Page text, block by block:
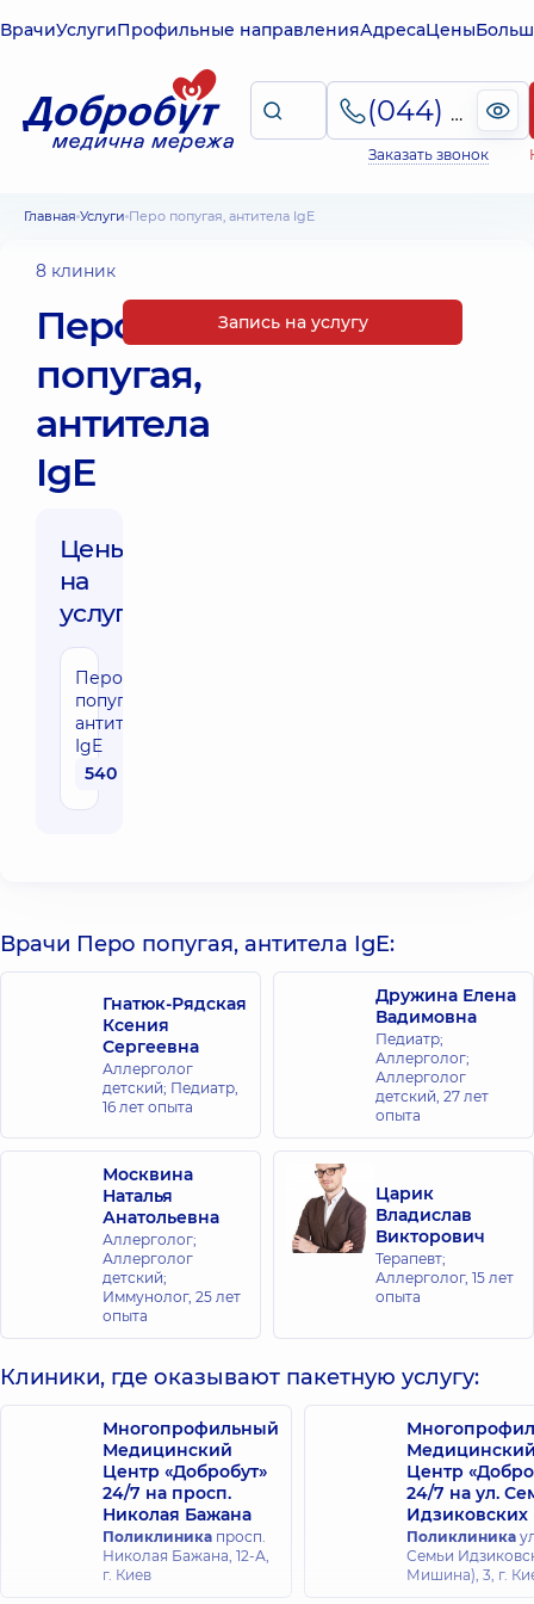
ВрачиУслугиПрофильные направленияАдресаЦены
(044) 495-2-888
Заказать звонок
Главная Услуги Перо попугая, антитела IgE
8 клиник
Перо
попугая,
антитела
IgE
Цены
на
услуги:
Перо
попугая,
антитела
IgE
540 грн
Запись на услугу
Врачи Перо попугая, антитела IgE:
Гнатюк-Рядская
Ксения
Сергеевна
Аллерголог
детский; Педиатр,
16 лет опыта
Дружина Елена
Вадимовна
Педиатр;
Аллерголог;
Аллерголог
детский, 27 лет
опыта
Москвина
Наталья
Анатольевна
Аллерголог;
Аллерголог
детский;
Иммунолог, 25 лет
опыта
Царик
Владислав
Викторович
Терапевт;
Аллерголог, 15 лет
опыта
Клиники, где оказывают пакетную услугу:
Многопрофильный
Медицинский
Центр «Добробут»
24/7 на просп.
Николая Бажана
Поликлиника просп.
Николая Бажана, 12-А,
г. Киев
Центр
24/7 на ул.
Идзиковских
Поликлиника
Семьи
Мишина), 3, г.